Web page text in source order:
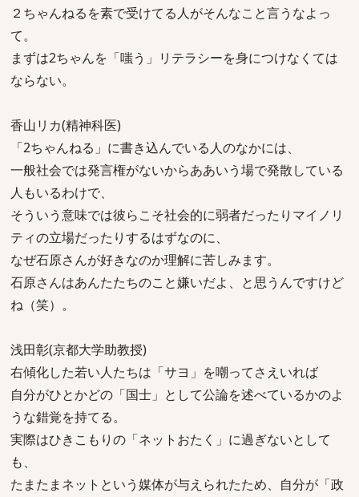
２ちゃんねるを素で受けてる人がそんなこと言うなよっ
て。
まずは2ちゃんを「嗤う」リテラシーを身につけなくては
ならない。
香山リカ(精神科医)
「2ちゃんねる」に書き込んでいる人のなかには、
一般社会では発言権がないからああいう場で発散している
人もいるわけで、
そういう意味では彼らこそ社会的に弱者だったりマイノリ
ティの立場だったりするはずなのに、
なぜ石原さんが好きなのか理解に苦しみます。
石原さんはあんたたちのこと嫌いだよ、と思うんですけど
ね（笑）。
浅田彰(京都大学助教授)
右傾化した若い人たちは「サヨ」を嘲ってさえいれば
自分がひとかどの「国士」として公論を述べているかのよ
うな錯覚を持てる。
実際はひきこもりの「ネットおたく」に過ぎないとして
も、
たまたまネットという媒体が与えられたため、自分が「政